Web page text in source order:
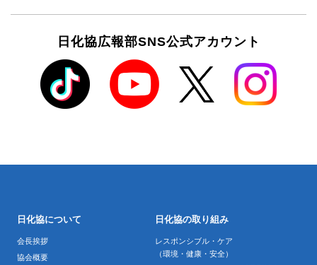
日化協広報部SNS公式アカウント
日化協について
会長挨拶
協会概要
日化協の取り組み
レスポンシブル・ケア
（環境・健康・安全）